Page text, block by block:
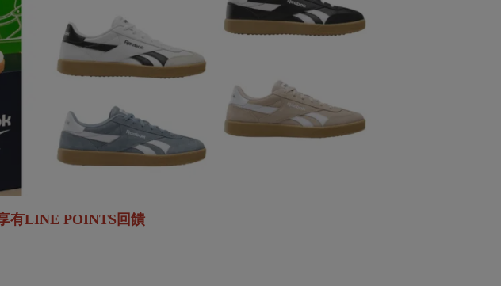
有LINE POINTS回饋